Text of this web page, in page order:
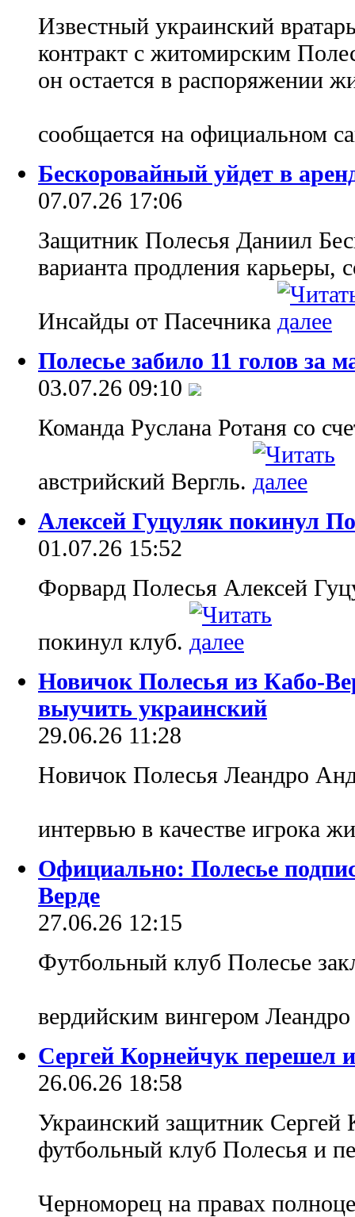
Известный украинский
контракт с житомирским
он остается в распоряжении
сообщается на официальном
Бескоровайный уйдет в
07.07.26 17:06
Защитник Полесья Даниил
варианта продления карьеры,
Инсайды от Пасечника
Полесье забило 11 голов за
03.07.26 09:10
Команда Руслана Ротаня со
австрийский Вергль.
Алексей Гуцуляк покинул
01.07.26 15:52
Форвард Полесья Алексей
покинул клуб.
Новичок Полесья из Кабо-
выучить украинский
29.06.26 11:28
Новичок Полесья Леандро
интервью в качестве игрока
Официально: Полесье
Верде
27.06.26 12:15
Футбольный клуб Полесье
вердийским вингером
Сергей Корнейчук перешел
26.06.26 18:58
Украинский защитник Сергей
футбольный клуб Полесья и
Черноморец на правах